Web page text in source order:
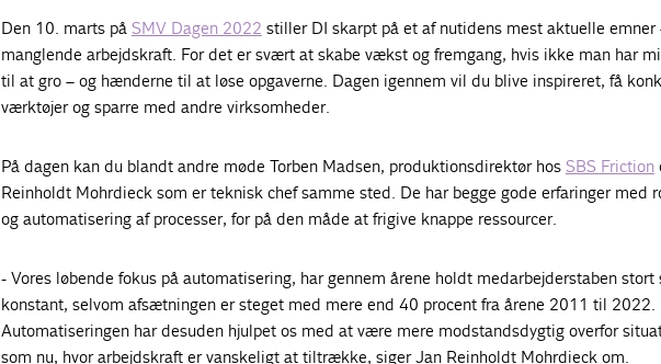
Den 10. marts på SMV Dagen 2022 stiller DI skarpt på et af nutidens mest aktuelle emner
manglende arbejdskraft. For det er svært at skabe vækst og fremgang, hvis ikke man har
til at gro – og hænderne til at løse opgaverne. Dagen igennem vil du blive inspireret, få
værktøjer og sparre med andre virksomheder.
På dagen kan du blandt andre møde Torben Madsen, produktionsdirektør hos SBS Friction
Reinholdt Mohrdieck som er teknisk chef samme sted. De har begge gode erfaringer med
og automatisering af processer, for på den måde at frigive knappe ressourcer.
- Vores løbende fokus på automatisering, har gennem årene holdt medarbejderstaben stort
konstant, selvom afsætningen er steget med mere end 40 procent fra årene 2011 til 2022.
Automatiseringen har desuden hjulpet os med at være mere modstandsdygtig overfor
som nu, hvor arbejdskraft er vanskeligt at tiltrække, siger Jan Reinholdt Mohrdieck om.